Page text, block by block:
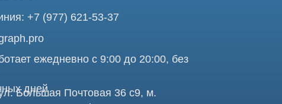
оставляет за собой право воспользоваться статьей 146 УК
ни при каких условиях не является публичной офертой,